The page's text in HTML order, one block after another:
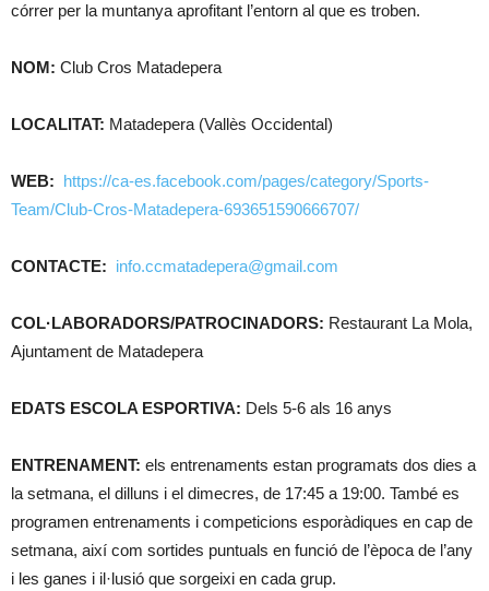
córrer per la muntanya aprofitant l’entorn al que es troben.
NOM: Club Cros Matadepera
LOCALITAT: Matadepera (Vallès Occidental)
WEB: https://ca-es.facebook.com/pages/category/Sports-
Team/Club-Cros-Matadepera-693651590666707/
CONTACTE: info.ccmatadepera@gmail.com
COL·LABORADORS/PATROCINADORS: Restaurant La Mola,
Ajuntament de Matadepera
EDATS ESCOLA ESPORTIVA: Dels 5-6 als 16 anys
ENTRENAMENT: els entrenaments estan programats dos dies a
la setmana, el dilluns i el dimecres, de 17:45 a 19:00. També es
programen entrenaments i competicions esporàdiques en cap de
setmana, així com sortides puntuals en funció de l’època de l’any
i les ganes i il·lusió que sorgeixi en cada grup.